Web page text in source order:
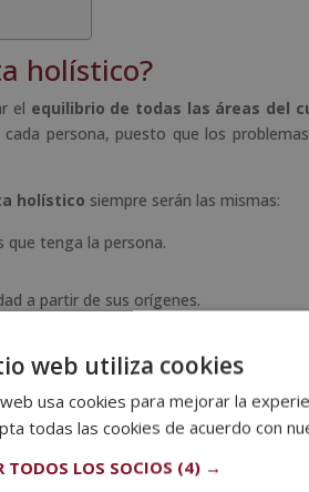
holístico?
el equilibrio de todas las áreas del
persona, puesto que los
holístico siempre serán las mismas:
tenga la persona.
a partir de sus orígenes.
enfocar cada sesión de acuerdo
llevan a cabo en una sesión de
holística?
emplean varias herramientas y
web utiliza cookies
usa cookies para mejorar la
todas las cookies de acuerdo con
TODOS LOS SOCIOS (4) →